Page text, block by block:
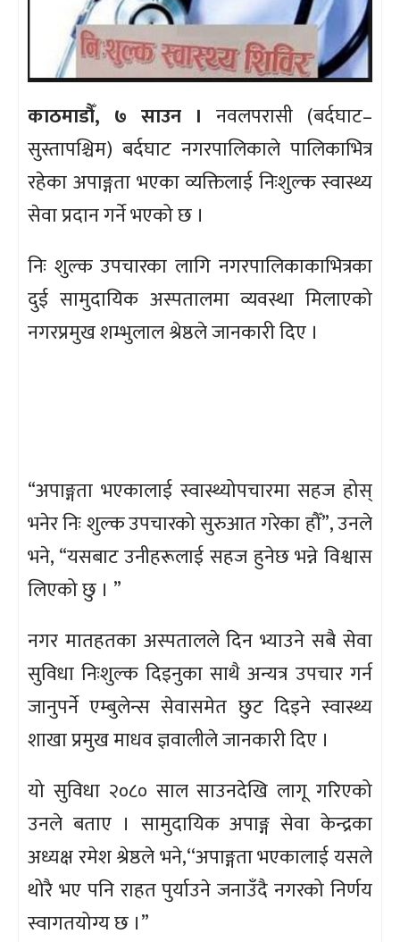
काठमाडौँ, ७ साउन । नवलपरासी (बर्दघाट–
सुस्तापश्चिम) बर्दघाट नगरपालिकाले पालिकाभित्र
रहेका अपाङ्गता भएका व्यक्तिलाई निःशुल्क स्वास्थ्य
सेवा प्रदान गर्ने भएको छ ।
निः शुल्क उपचारका लागि नगरपालिकाकाभित्रका
दुई सामुदायिक अस्पतालमा व्यवस्था मिलाएको
नगरप्रमुख शम्भुलाल श्रेष्ठले जानकारी दिए ।
“अपाङ्गता भएकालाई स्वास्थ्योपचारमा सहज होस्
भनेर निः शुल्क उपचारको सुरुआत गरेका हौँ”, उनले
भने, “यसबाट उनीहरूलाई सहज हुनेछ भन्ने विश्वास
लिएको छु । ”
नगर मातहतका अस्पतालले दिन भ्याउने सबै सेवा
सुविधा निःशुल्क दिइनुका साथै अन्यत्र उपचार गर्न
जानुपर्ने एम्बुलेन्स सेवासमेत छुट दिइने स्वास्थ्य
शाखा प्रमुख माधव ज्ञवालीले जानकारी दिए ।
यो सुविधा २०८० साल साउनदेखि लागू गरिएको
उनले बताए । सामुदायिक अपाङ्ग सेवा केन्द्रका
अध्यक्ष रमेश श्रेष्ठले भने,‘‘अपाङ्गता भएकालाई यसले
थोरै भए पनि राहत पुर्याउने जनाउँदै नगरको निर्णय
स्वागतयोग्य छ ।”